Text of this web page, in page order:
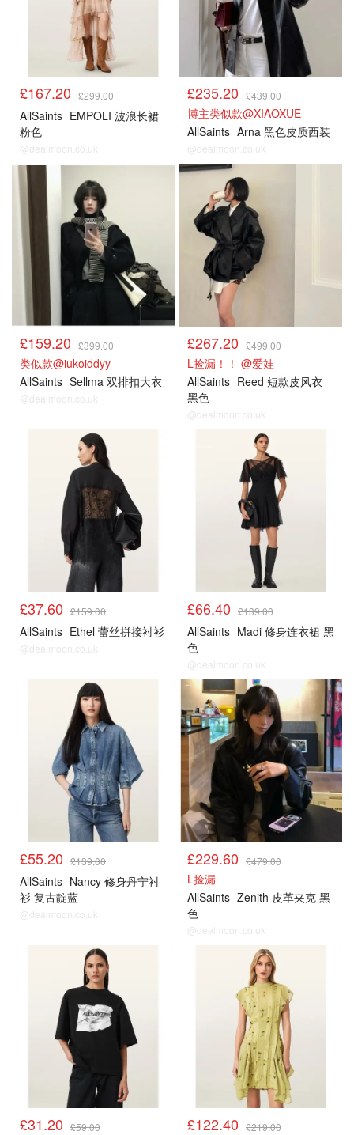
£167.20 £299.00
AllSaints EMPOLI 波浪长裙
粉色
@dealmoon.co.uk
£235.20 £439.00
博主类似款@XIAOXUE
AllSaints Arna 黑色皮质西装
@dealmoon.co.uk
£159.20 £399.00
类似款@iukoiddyy
AllSaints Sellma 双排扣大衣
@dealmoon.co.uk
£267.20 £499.00
L捡漏！！ @爱娃
AllSaints Reed 短款皮风衣
黑色
@dealmoon.co.uk
£37.60 £159.00
AllSaints Ethel 蕾丝拼接衬衫
@dealmoon.co.uk
£66.40 £139.00
AllSaints Madi 修身连衣裙 黑
色
@dealmoon.co.uk
£55.20 £139.00
AllSaints Nancy 修身丹宁衬
衫 复古靛蓝
@dealmoon.co.uk
£229.60 £479.00
L捡漏
AllSaints Zenith 皮革夹克 黑
色
@dealmoon.co.uk
£31.20 £59.00 £122.40 £219.00